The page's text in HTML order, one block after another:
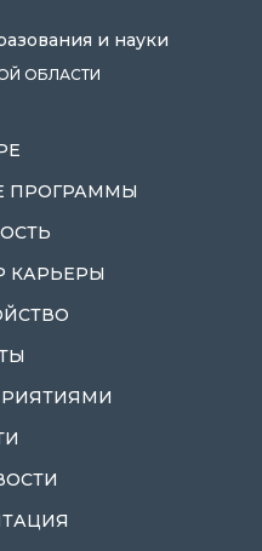
и науки
ОБЛАСТИ
ПРОГРАММЫ
КАРЬЕРЫ